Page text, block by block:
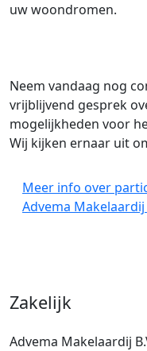
uw woondromen.
Neem vandaag nog
vrijblijvend gesprek
mogelijkheden voor
Wij kijken ernaar uit
Meer info over
Advema
Zakelijk
Advema Makelaardij